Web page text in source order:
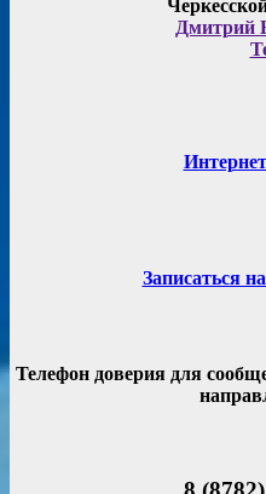
Дмитрий
Записаться
Телефон доверия для